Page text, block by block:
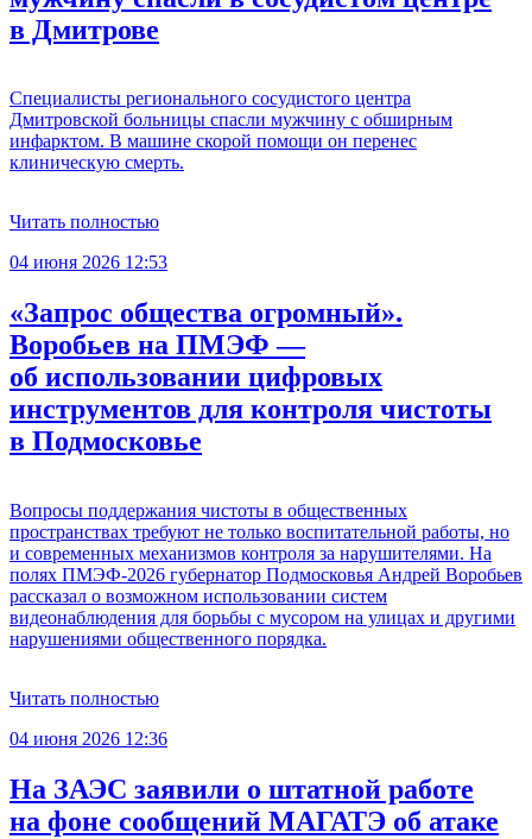
в Дмитрове
Специалисты регионального сосудистого центра
Дмитровской больницы спасли мужчину с обширным
инфарктом. В машине скорой помощи он перенес
клиническую смерть.
Читать полностью
04 июня 2026 12:53
«Запрос общества огромный».
Воробьев на ПМЭФ —
об использовании цифровых
инструментов для контроля чистоты
в Подмосковье
Вопросы поддержания чистоты в общественных
пространствах требуют не только воспитательной работы, но
и современных механизмов контроля за нарушителями. На
полях ПМЭФ-2026 губернатор Подмосковья Андрей Воробьев
рассказал о возможном использовании систем
видеонаблюдения для борьбы с мусором на улицах и другими
нарушениями общественного порядка.
Читать полностью
04 июня 2026 12:36
На ЗАЭС заявили о штатной работе
на фоне сообщений МАГАТЭ об атаке